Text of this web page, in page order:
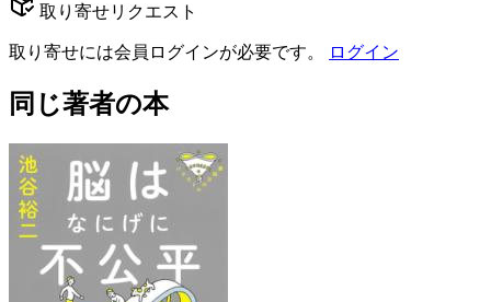
取り寄せリクエスト
取り寄せには会員ログインが必要です。 ログイン
同じ著者の本